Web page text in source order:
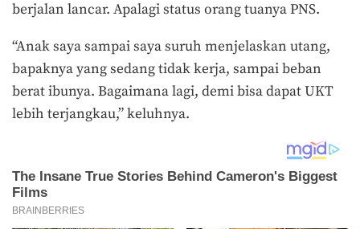
berjalan lancar. Apalagi status orang tuanya PNS.
“Anak saya sampai saya suruh menjelaskan utang,
bapaknya yang sedang tidak kerja, sampai beban
berat ibunya. Bagaimana lagi, demi bisa dapat UKT
lebih terjangkau,” keluhnya.